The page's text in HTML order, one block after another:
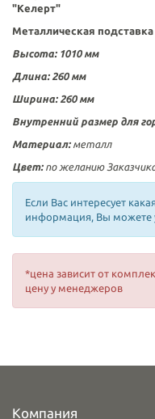
"Келерт"
Металлическая
Высота: 1010 мм
Длина: 260 мм
Ширина: 260 мм
Внутренний размер для
Материал:металл
Цвет:по желанию
Если Вас интересует
информация, Вы можете
*цена зависит от
цену у менеджеров
Компания